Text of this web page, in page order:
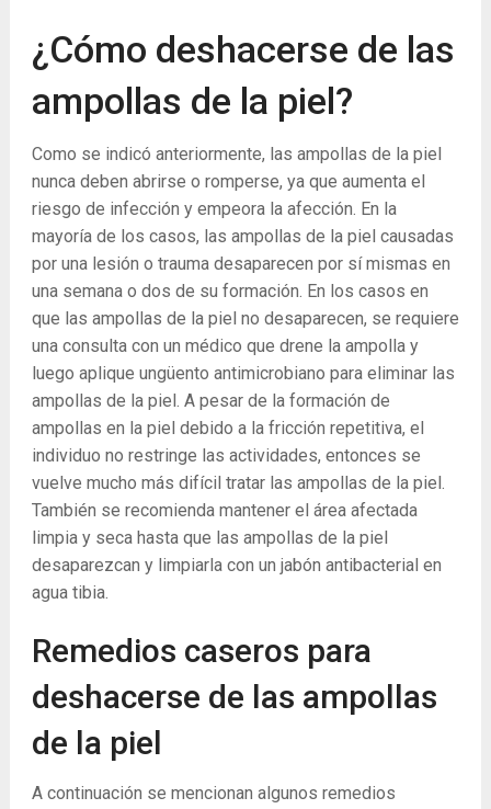
¿Cómo deshacerse de las
ampollas de la piel?
Como se indicó anteriormente, las ampollas de la piel
nunca deben abrirse o romperse, ya que aumenta el
riesgo de infección y empeora la afección. En la
mayoría de los casos, las ampollas de la piel causadas
por una lesión o trauma desaparecen por sí mismas en
una semana o dos de su formación. En los casos en
que las ampollas de la piel no desaparecen, se requiere
una consulta con un médico que drene la ampolla y
luego aplique ungüento antimicrobiano para eliminar las
ampollas de la piel. A pesar de la formación de
ampollas en la piel debido a la fricción repetitiva, el
individuo no restringe las actividades, entonces se
vuelve mucho más difícil tratar las ampollas de la piel.
También se recomienda mantener el área afectada
limpia y seca hasta que las ampollas de la piel
desaparezcan y limpiarla con un jabón antibacterial en
agua tibia.
Remedios caseros para
deshacerse de las ampollas
de la piel
A continuación se mencionan algunos remedios